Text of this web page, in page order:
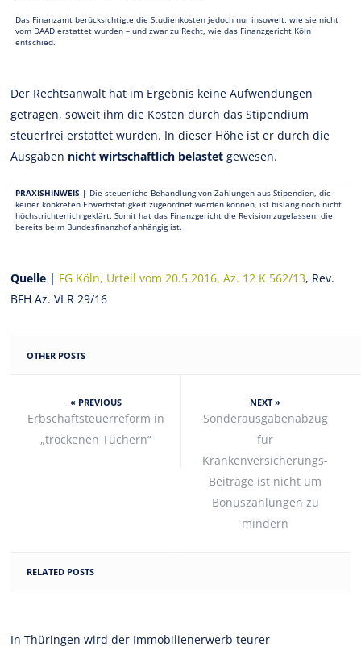
Das Finanzamt berücksichtigte die Studienkosten jedoch nur insoweit, wie sie nicht
vom DAAD erstattet wurden – und zwar zu Recht, wie das Finanzgericht Köln
entschied.
Der Rechtsanwalt hat im Ergebnis keine Aufwendungen
getragen, soweit ihm die Kosten durch das Stipendium
steuerfrei erstattet wurden. In dieser Höhe ist er durch die
Ausgaben nicht wirtschaftlich belastet gewesen.
PRAXISHINWEIS | Die steuerliche Behandlung von Zahlungen aus Stipendien, die
keiner konkreten Erwerbstätigkeit zugeordnet werden können, ist bislang noch nicht
höchstrichterlich geklärt. Somit hat das Finanzgericht die Revision zugelassen, die
bereits beim Bundesfinanzhof anhängig ist.
Quelle | FG Köln, Urteil vom 20.5.2016, Az. 12 K 562/13, Rev.
BFH Az. VI R 29/16
OTHER POSTS
« PREVIOUS
Erbschaftsteuerreform in
„trockenen Tüchern“
NEXT »
Sonderausgabenabzug
für
Krankenversicherungs-
Beiträge ist nicht um
Bonuszahlungen zu
mindern
RELATED POSTS
In Thüringen wird der Immobilienerwerb teurer